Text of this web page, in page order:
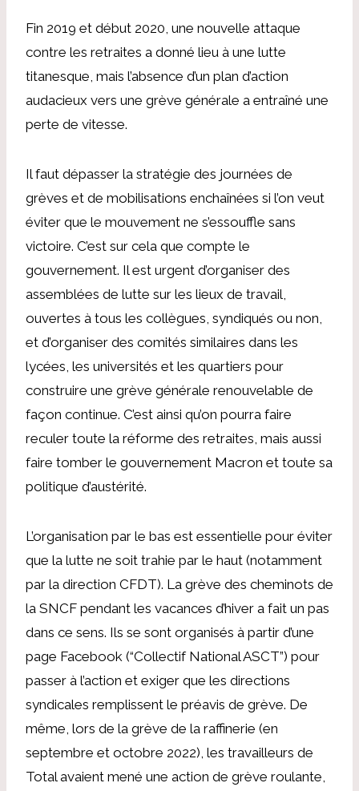
Fin 2019 et début 2020, une nouvelle attaque
contre les retraites a donné lieu à une lutte
titanesque, mais l’absence d’un plan d’action
audacieux vers une grève générale a entraîné une
perte de vitesse.
Il faut dépasser la stratégie des journées de
grèves et de mobilisations enchaînées si l’on veut
éviter que le mouvement ne s’essouffle sans
victoire. C’est sur cela que compte le
gouvernement. Il est urgent d’organiser des
assemblées de lutte sur les lieux de travail,
ouvertes à tous les collègues, syndiqués ou non,
et d’organiser des comités similaires dans les
lycées, les universités et les quartiers pour
construire une grève générale renouvelable de
façon continue. C’est ainsi qu’on pourra faire
reculer toute la réforme des retraites, mais aussi
faire tomber le gouvernement Macron et toute sa
politique d’austérité.
L’organisation par le bas est essentielle pour éviter
que la lutte ne soit trahie par le haut (notamment
par la direction CFDT). La grève des cheminots de
la SNCF pendant les vacances d’hiver a fait un pas
dans ce sens. Ils se sont organisés à partir d’une
page Facebook (“Collectif National ASCT”) pour
passer à l’action et exiger que les directions
syndicales remplissent le préavis de grève. De
même, lors de la grève de la raffinerie (en
septembre et octobre 2022), les travailleurs de
Total avaient mené une action de grève roulante,